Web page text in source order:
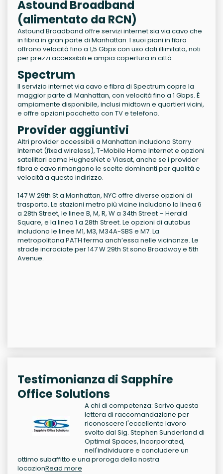
Astound Broadband
(alimentato da RCN)
Astound Broadband offre servizi internet sia via cavo che
in fibra in gran parte di Manhattan. I suoi piani in fibra
offrono velocità fino a 1,5 Gbps con uso dati illimitato, noti
per prezzi accessibili e ampia copertura in città.
Spectrum
Il servizio internet via cavo e fibra di Spectrum copre la
maggior parte di Manhattan, con velocità fino a 1 Gbps. È
ampiamente disponibile, inclusi midtown e quartieri vicini,
e offre opzioni pacchetto con TV e telefono.
Provider aggiuntivi
Altri provider accessibili a Manhattan includono Starry
Internet (fixed wireless), T-Mobile Home Internet e opzioni
satellitari come HughesNet e Viasat, anche se i provider
fibra e cavo rimangono le scelte dominanti per qualità e
velocità a questo indirizzo.
147 W 29th St a Manhattan, NYC offre diverse opzioni di
trasporto. Le stazioni metro più vicine includono la linea 6
a 28th Street, le linee B, M, R, W a 34th Street – Herald
Square, e la linea 1 a 28th Street. Le opzioni di autobus
includono le linee M1, M3, M34A-SBS e M7. La
metropolitana PATH ferma anch’essa nelle vicinanze. Le
strade incrociate per 147 W 29th St sono Broadway e 5th
Avenue.
Testimonianza di Sapphire
Office Solutions
A chi di competenza: Scrivo questa
lettera di raccomandazione per
riconoscere l'eccellente lavoro
svolto dal Sig. Stephen Sunderland di
Optimal Spaces, Incorporated,
nell'individuare e concludere un
ottimo subaffitto e una proroga della nostra
locazionRead more